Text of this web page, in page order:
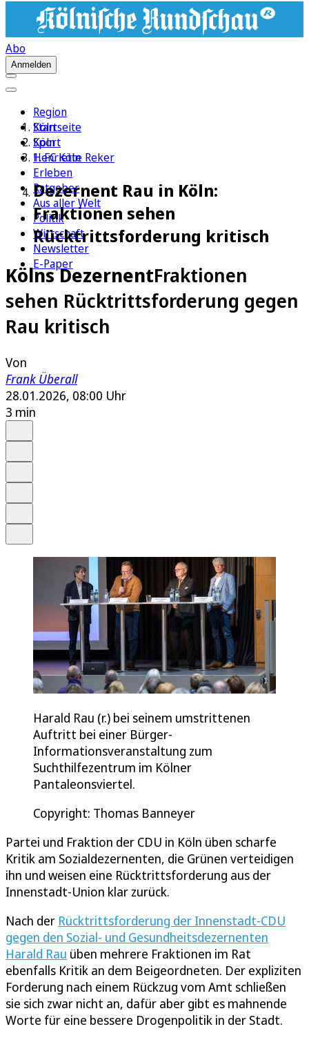
Abo
Anmelden
Region
Köln
Sport
1. FC Köln
Erleben
Ratgeber
Aus aller Welt
Politik
Wirtschaft
Newsletter
E-Paper
Startseite
Köln
Henriette Reker
Dezernent Rau in Köln:
Fraktionen sehen
Rücktrittsforderung kritisch
Kölns DezernentFraktionen
sehen Rücktrittsforderung gegen
Rau kritisch
Von
Frank Überall
28.01.2026, 08:00 Uhr
3 min
Harald Rau (r.) bei seinem umstrittenen
Auftritt bei einer Bürger-
Informationsveranstaltung zum
Suchthilfezentrum im Kölner
Pantaleonsviertel.
Copyright: Thomas Banneyer
Partei und Fraktion der CDU in Köln üben scharfe
Kritik am Sozialdezernenten, die Grünen verteidigen
ihn und weisen eine Rücktrittsforderung aus der
Innenstadt-Union klar zurück.
Nach der Rücktrittsforderung der Innenstadt-CDU
gegen den Sozial- und Gesundheitsdezernenten
Harald Rau üben mehrere Fraktionen im Rat
ebenfalls Kritik an dem Beigeordneten. Der expliziten
Forderung nach einem Rückzug vom Amt schließen
sie sich zwar nicht an, dafür aber gibt es mahnende
Worte für eine bessere Drogenpolitik in der Stadt.